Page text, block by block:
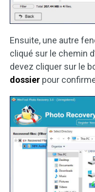
Ensuite, une autre
cliqué sur le chemin
devez cliquer sur le
dossier pour